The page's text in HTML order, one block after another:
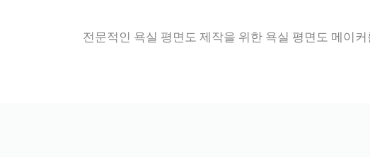
전문적인 욕실 평면도 제작을 위한 욕실 평면도 메이